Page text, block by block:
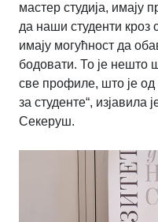
мастер студија, имају
да наши студенти кроз
имају могућност да
бодовати. То је нешто
све профиле, што је од
за студенте“,
Секеруш.